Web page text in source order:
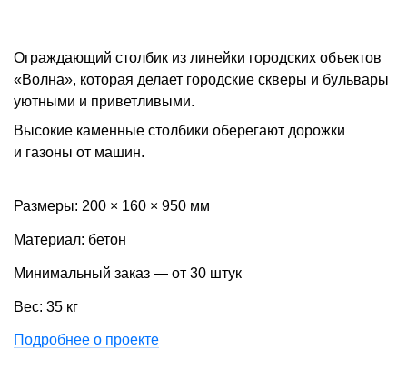
Ограждающий столбик из линейки городских объектов
«Волна», которая делает городские скверы и бульвары
уютными и приветливыми.
Высокие каменные столбики оберегают дорожки
и газоны от машин.
Размеры: 200 × 160 × 950 мм
Материал: бетон
Минимальный заказ — от 30 штук
Вес: 35 кг
Подробнее о проекте